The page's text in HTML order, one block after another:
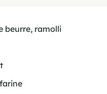
beurre, ramolli